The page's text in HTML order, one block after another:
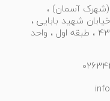
(شهرک آسمان) ،
شهید بابایی ،
مجتمع کیامال ، قطعه 434-435 ، طبقه اول ، واحد